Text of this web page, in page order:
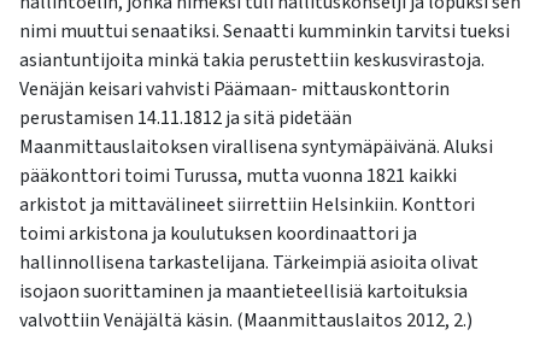
nimi muuttui senaatiksi. Senaatti kumminkin tarvitsi tueksi
asiantuntijoita minkä takia perustettiin keskusvirastoja.
Venäjän keisari vahvisti Päämaan- mittauskonttorin
perustamisen 14.11.1812 ja sitä pidetään
Maanmittauslaitoksen virallisena syntymäpäivänä. Aluksi
pääkonttori toimi Turussa, mutta vuonna 1821 kaikki
arkistot ja mittavälineet siirrettiin Helsinkiin. Konttori
toimi arkistona ja koulutuksen koordinaattori ja
hallinnollisena tarkastelijana. Tärkeimpiä asioita olivat
isojaon suorittaminen ja maantieteellisiä kartoituksia
valvottiin Venäjältä käsin. (Maanmittauslaitos 2012, 2.)